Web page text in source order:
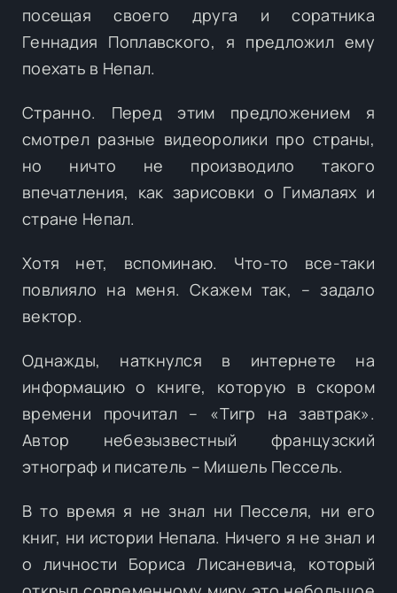
посещая своего друга и соратника
Геннадия Поплавского, я предложил ему
поехать в Непал.
Странно. Перед этим предложением я
смотрел разные видеоролики про страны,
но ничто не производило такого
впечатления, как зарисовки о Гималаях и
стране Непал.
Хотя нет, вспоминаю. Что-то все-таки
повлияло на меня. Скажем так, – задало
вектор.
Однажды, наткнулся в интернете на
информацию о книге, которую в скором
времени прочитал – «Тигр на завтрак».
Автор небезызвестный французский
этнограф и писатель – Мишель Пессель.
В то время я не знал ни Песселя, ни его
книг, ни истории Непала. Ничего я не знал и
о личности Бориса Лисаневича, который